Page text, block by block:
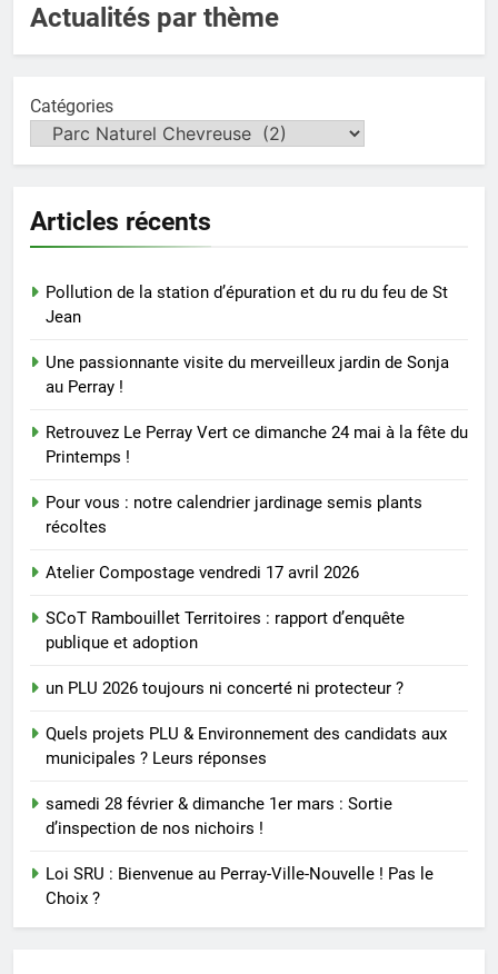
Actualités par thème
Catégories
Articles récents
Pollution de la station d’épuration et du ru du feu de St
Jean
Une passionnante visite du merveilleux jardin de Sonja
au Perray !
Retrouvez Le Perray Vert ce dimanche 24 mai à la fête du
Printemps !
Pour vous : notre calendrier jardinage semis plants
récoltes
Atelier Compostage vendredi 17 avril 2026
SCoT Rambouillet Territoires : rapport d’enquête
publique et adoption
un PLU 2026 toujours ni concerté ni protecteur ?
Quels projets PLU & Environnement des candidats aux
municipales ? Leurs réponses
samedi 28 février & dimanche 1er mars : Sortie
d’inspection de nos nichoirs !
Loi SRU : Bienvenue au Perray-Ville-Nouvelle ! Pas le
Choix ?